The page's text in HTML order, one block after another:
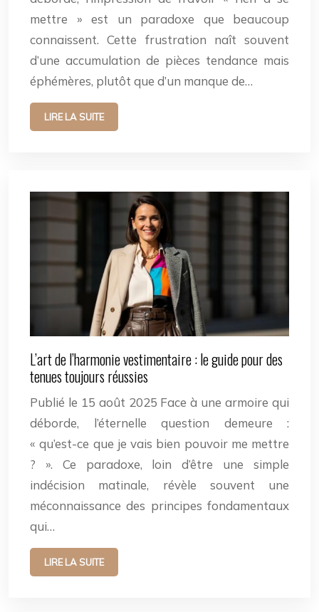
mettre » est un paradoxe que beaucoup
connaissent. Cette frustration naît souvent
d’une accumulation de pièces tendance mais
éphémères, plutôt que d’un manque de…
LIRE LA SUITE
L’art de l’harmonie vestimentaire : le guide pour des
tenues toujours réussies
Publié le 15 août 2025 Face à une armoire qui
déborde, l’éternelle question demeure :
« qu’est-ce que je vais bien pouvoir me mettre
? ». Ce paradoxe, loin d’être une simple
indécision matinale, révèle souvent une
méconnaissance des principes fondamentaux
qui…
LIRE LA SUITE